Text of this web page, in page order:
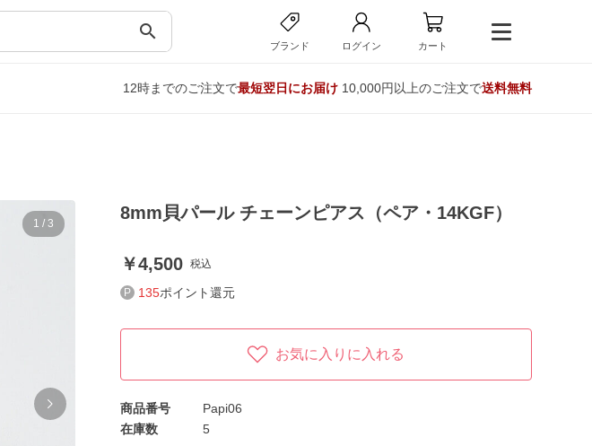
search
ブランド ログイン カート
12時までのご注文で最短翌日にお届け10,000円以上のご注文で送料無料
1 / 3
8mm貝パール チェーンピアス（ペア・14KGF）
4,500 税込
135ポイント還元
お気に入りに入れる
商品番号
Papi06
在庫数
5